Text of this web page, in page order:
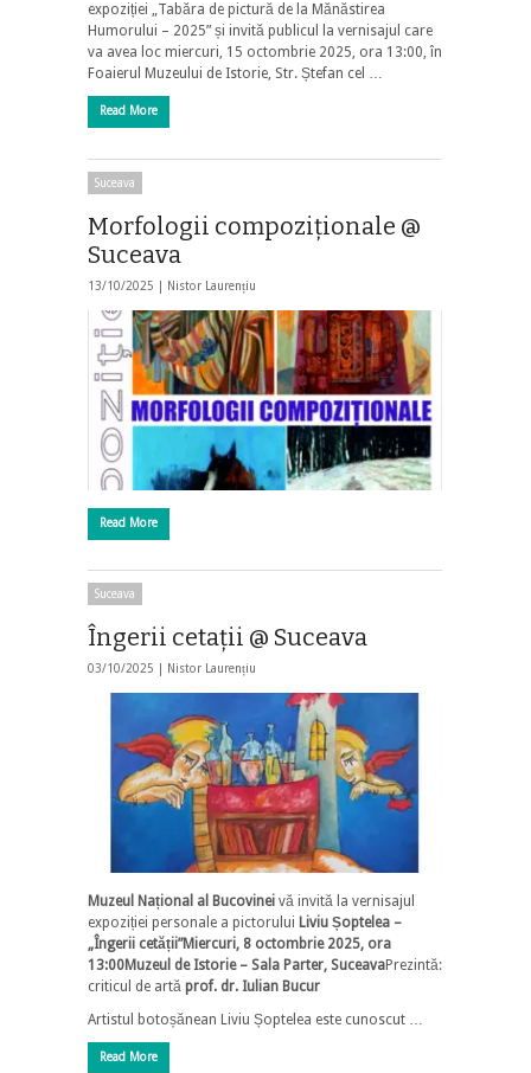
expoziției „Tabăra de pictură de la Mănăstirea
Humorului – 2025” și invită publicul la vernisajul care
va avea loc miercuri, 15 octombrie 2025, ora 13:00, în
Foaierul Muzeului de Istorie, Str. Ștefan cel …
Read More
Suceava
Morfologii compoziţionale @
Suceava
13/10/2025 | Nistor Laurențiu
Read More
Suceava
Îngerii cetaţii @ Suceava
03/10/2025 | Nistor Laurențiu
Muzeul Național al Bucovinei vă invită la vernisajul
expoziției personale a pictorului Liviu Șoptelea –
„Îngerii cetății”Miercuri, 8 octombrie 2025, ora
13:00Muzeul de Istorie – Sala Parter, SuceavaPrezintă:
criticul de artă prof. dr. Iulian Bucur
Artistul botoșănean Liviu Șoptelea este cunoscut …
Read More